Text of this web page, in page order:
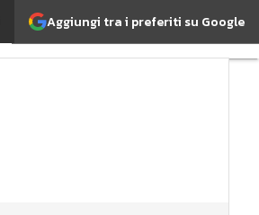
Aggiungi tra i preferiti su Google